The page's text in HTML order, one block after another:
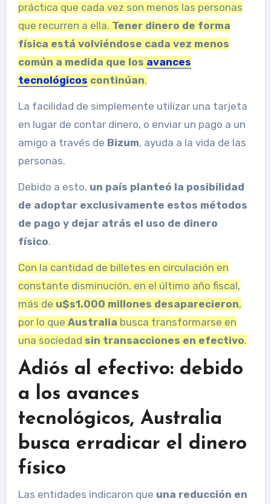
práctica que cada vez son menos las personas
que recurren a ella. Tener dinero de forma
física está volviéndose cada vez menos
común a medida que los avances
tecnológicos continúan.
La facilidad de simplemente utilizar una tarjeta
en lugar de contar dinero, o enviar un pago a un
amigo a través de Bizum, ayuda a la vida de las
personas.
Debido a esto, un país planteó la posibilidad
de adoptar exclusivamente estos métodos
de pago y dejar atrás el uso de dinero
físico.
Con la cantidad de billetes en circulación en
constante disminución, en el último año fiscal,
más de u$s1.000 millones desaparecieron,
por lo que Australia busca transformarse en
una sociedad sin transacciones en efectivo.
Adiós al efectivo: debido
a los avances
tecnológicos, Australia
busca erradicar el dinero
físico
Las entidades indicaron que una reducción en